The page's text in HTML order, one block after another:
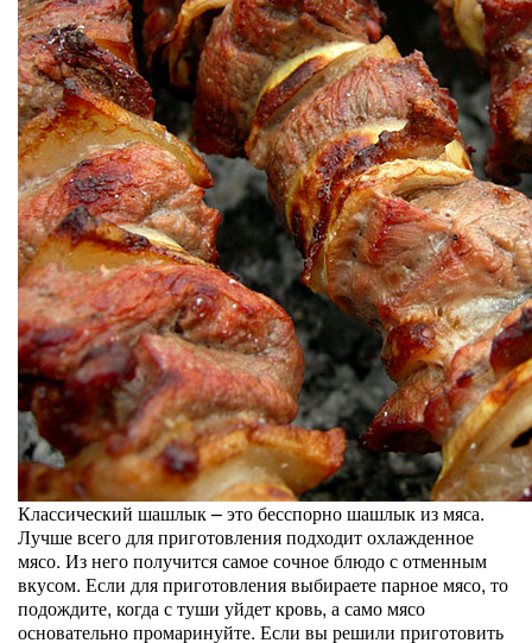
Классический шашлык – это бесспорно шашлык из мяса.
Лучше всего для приготовления подходит охлажденное
мясо. Из него получится самое сочное блюдо с отменным
вкусом. Если для приготовления выбираете парное мясо, то
подождите, когда с туши уйдет кровь, а само мясо
основательно промаринуйте. Если вы решили приготовить